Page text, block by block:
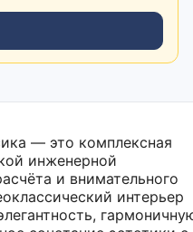
— это комплексная
инженерной
и внимательного
интерьер